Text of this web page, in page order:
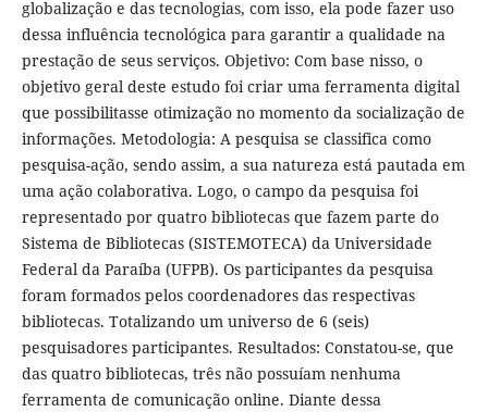
globalização e das tecnologias, com isso, ela pode fazer uso
dessa influência tecnológica para garantir a qualidade na
prestação de seus serviços. Objetivo: Com base nisso, o
objetivo geral deste estudo foi criar uma ferramenta digital
que possibilitasse otimização no momento da socialização de
informações. Metodologia: A pesquisa se classifica como
pesquisa-ação, sendo assim, a sua natureza está pautada em
uma ação colaborativa. Logo, o campo da pesquisa foi
representado por quatro bibliotecas que fazem parte do
Sistema de Bibliotecas (SISTEMOTECA) da Universidade
Federal da Paraíba (UFPB). Os participantes da pesquisa
foram formados pelos coordenadores das respectivas
bibliotecas. Totalizando um universo de 6 (seis)
pesquisadores participantes. Resultados: Constatou-se, que
das quatro bibliotecas, três não possuíam nenhuma
ferramenta de comunicação online. Diante dessa